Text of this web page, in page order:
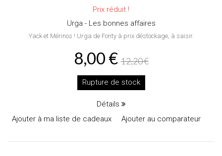
Prix réduit !
Urga - Les bonnes affaires
Yack et Mérinos ! Urga de Fonty à prix déstockage, à saisir.
8,00 €12,20 €
Rupture de stock
Détails
Ajouter à ma liste de cadeaux
Ajouter au comparateur